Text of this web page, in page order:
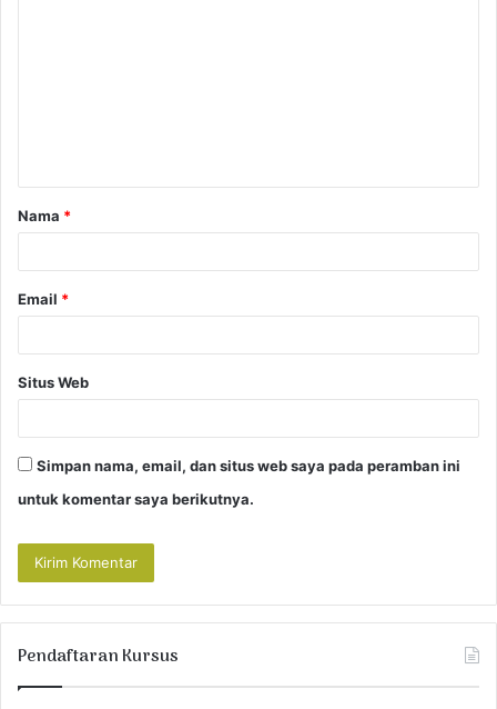
a
r
Nama *
Email *
Situs Web
Simpan nama, email, dan situs web saya pada peramban ini
untuk komentar saya berikutnya.
Pendaftaran Kursus